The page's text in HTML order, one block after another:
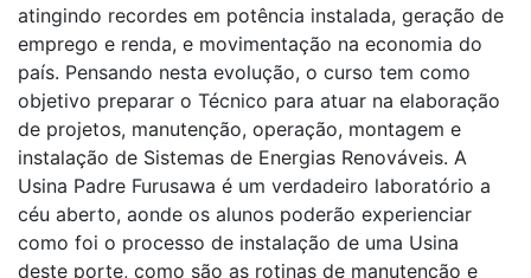
atingindo recordes em potência instalada, geração de
emprego e renda, e movimentação na economia do
país. Pensando nesta evolução, o curso tem como
objetivo preparar o Técnico para atuar na elaboração
de projetos, manutenção, operação, montagem e
instalação de Sistemas de Energias Renováveis. A
Usina Padre Furusawa é um verdadeiro laboratório a
céu aberto, aonde os alunos poderão experienciar
como foi o processo de instalação de uma Usina
deste porte, como são as rotinas de manutenção e